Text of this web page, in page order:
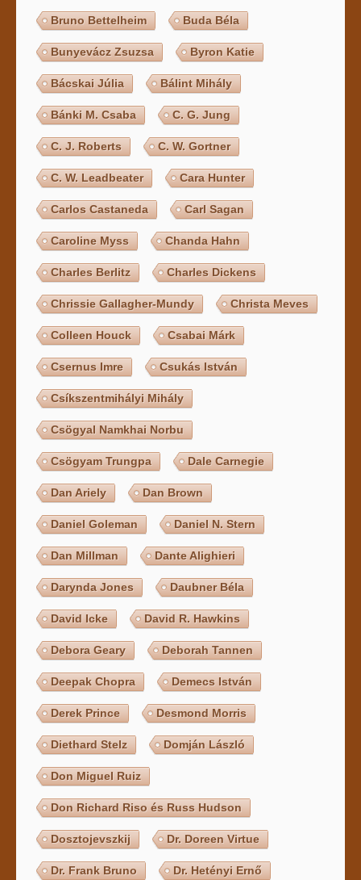
Bruno Bettelheim Buda Béla
Bunyevácz Zsuzsa Byron Katie
Bácskai Júlia Bálint Mihály
Bánki M. Csaba C. G. Jung
C. J. Roberts C. W. Gortner
C. W. Leadbeater Cara Hunter
Carlos Castaneda Carl Sagan
Caroline Myss Chanda Hahn
Charles Berlitz Charles Dickens
Chrissie Gallagher-Mundy Christa Meves
Colleen Houck Csabai Márk
Csernus Imre Csukás István
Csíkszentmihályi Mihály
Csögyal Namkhai Norbu
Csögyam Trungpa Dale Carnegie
Dan Ariely Dan Brown
Daniel Goleman Daniel N. Stern
Dan Millman Dante Alighieri
Darynda Jones Daubner Béla
David Icke David R. Hawkins
Debora Geary Deborah Tannen
Deepak Chopra Demecs István
Derek Prince Desmond Morris
Diethard Stelz Domján László
Don Miguel Ruiz
Don Richard Riso és Russ Hudson
Dosztojevszkij Dr. Doreen Virtue
Dr. Frank Bruno Dr. Hetényi Ernő